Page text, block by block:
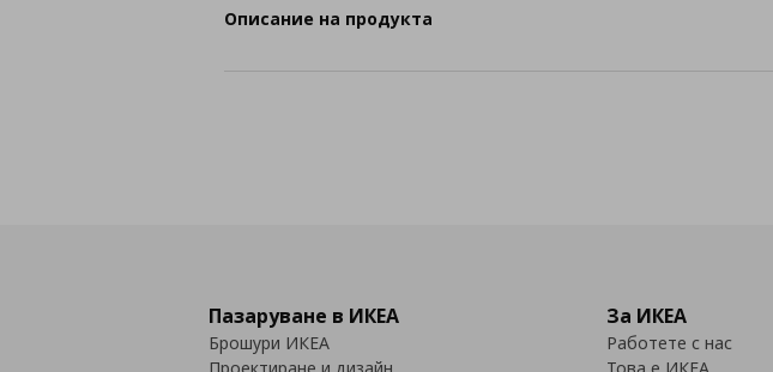
Описание на продукта
Пазаруване в ИКЕА
Брошури ИКЕА
За ИКЕА
Работете с нас